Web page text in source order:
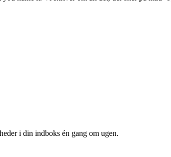
i din indboks én gang om ugen.